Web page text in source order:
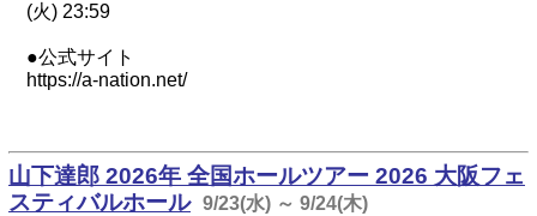
(火) 23:59
●公式サイト
https://a-nation.net/
山下達郎 2026年 全国ホールツアー 2026 大阪フェ
スティバルホール 9/23(水) ～ 9/24(木)